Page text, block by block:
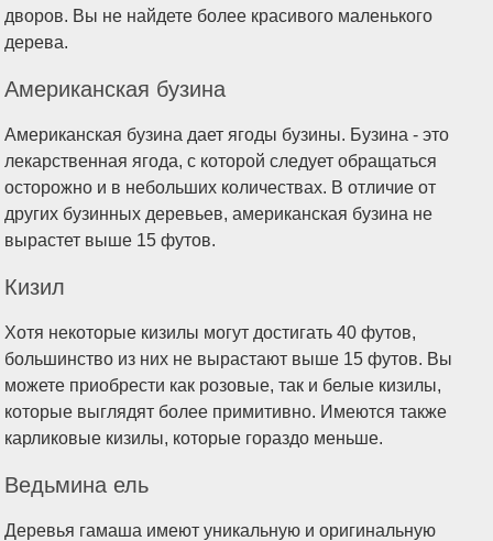
дворов. Вы не найдете более красивого маленького
дерева.
Американская бузина
Американская бузина дает ягоды бузины. Бузина - это
лекарственная ягода, с которой следует обращаться
осторожно и в небольших количествах. В отличие от
других бузинных деревьев, американская бузина не
вырастет выше 15 футов.
Кизил
Хотя некоторые кизилы могут достигать 40 футов,
большинство из них не вырастают выше 15 футов. Вы
можете приобрести как розовые, так и белые кизилы,
которые выглядят более примитивно. Имеются также
карликовые кизилы, которые гораздо меньше.
Ведьмина ель
Деревья гамаша имеют уникальную и оригинальную